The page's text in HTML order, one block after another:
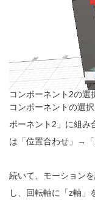
コンポーネント2の選
コンポーネントの選
ポーネント2」に組み
は「位置合わせ」→「
続いて、モーション
し、回転軸に「z軸」